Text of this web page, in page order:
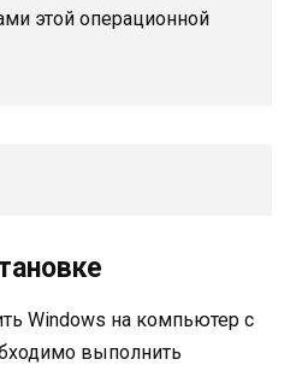
этой операционной
Windows на компьютер с
выполнить